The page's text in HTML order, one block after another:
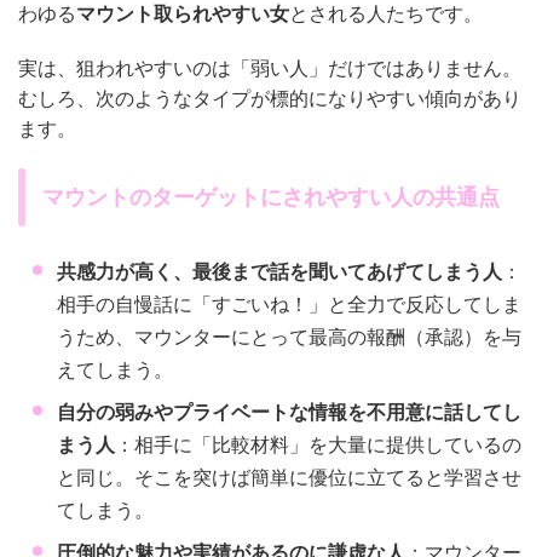
わゆるマウント取られやすい女とされる人たちです。
実は、狙われやすいのは「弱い人」だけではありません。
むしろ、次のようなタイプが標的になりやすい傾向があり
ます。
マウントのターゲットにされやすい人の共通点
共感力が高く、最後まで話を聞いてあげてしまう人 ：
相手の自慢話に「すごいね！」と全力で反応してしま
うため、マウンターにとって最高の報酬（承認）を与
えてしまう。
自分の弱みやプライベートな情報を不用意に話してし
まう人 ：相手に「比較材料」を大量に提供しているの
と同じ。そこを突けば簡単に優位に立てると学習させ
てしまう。